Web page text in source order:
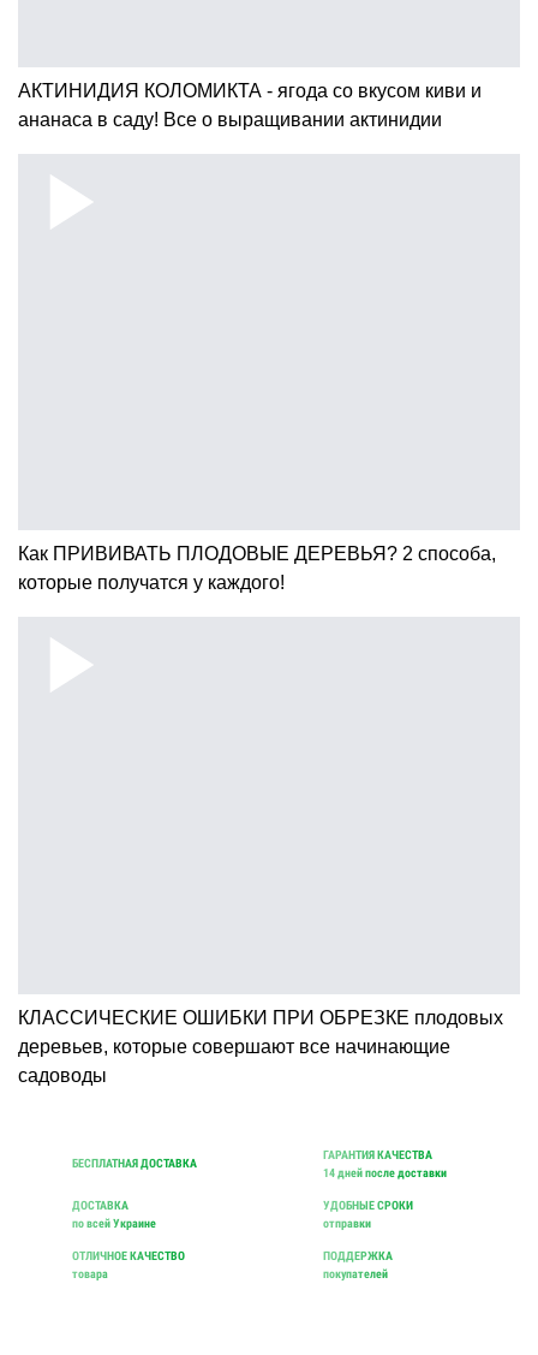
АКТИНИДИЯ КОЛОМИКТА - ягода со вкусом киви и
ананаса в саду! Все о выращивании актинидии
Как ПРИВИВАТЬ ПЛОДОВЫЕ ДЕРЕВЬЯ? 2 способа,
которые получатся у каждого!
КЛАССИЧЕСКИЕ ОШИБКИ ПРИ ОБРЕЗКЕ плодовых
деревьев, которые совершают все начинающие
садоводы
БЕСПЛАТНАЯ ДОСТАВКА
ГАРАНТИЯ КАЧЕСТВА
14 дней после доставки
ДОСТАВКА
по всей Украине
УДОБНЫЕ СРОКИ
отправки
ОТЛИЧНОЕ КАЧЕСТВО
товара
ПОДДЕРЖКА
покупателей